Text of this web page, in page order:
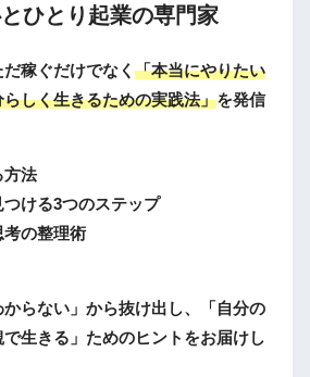
ひとり起業の専門家
だ稼ぐだけでなく 「本当にやりたい
しく生きるための実践法」を発信
方法
ける3つのステップ
の整理術
からない」から抜け出し、「自分の
で生きる」ためのヒントをお届けし